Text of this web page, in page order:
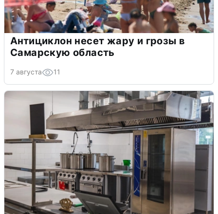
Антициклон несет жару и грозы в
Самарскую область
7 августа 11